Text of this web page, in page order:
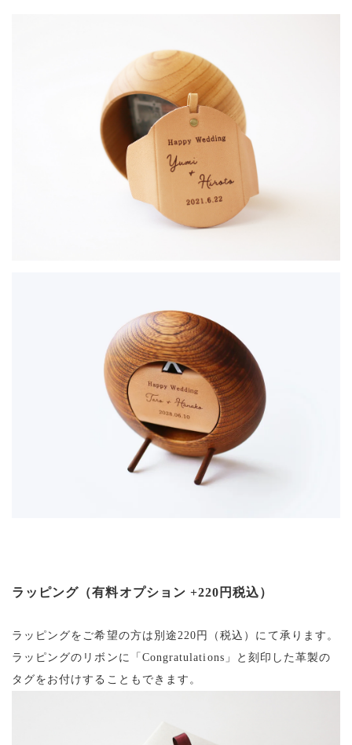
ラッピング（有料オプション +220円税込）
ラッピングをご希望の方は別途220円（税込）にて承ります。
ラッピングのリボンに「Congratulations」と刻印した革製の
タグをお付けすることもできます。